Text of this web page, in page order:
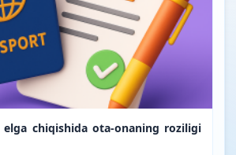
elga chiqishida ota-onaning roziligi